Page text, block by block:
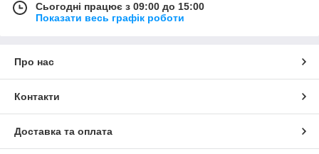
Сьогодні працює з 09:00 до 15:00
Показати весь графік роботи
Про нас
Контакти
Доставка та оплата